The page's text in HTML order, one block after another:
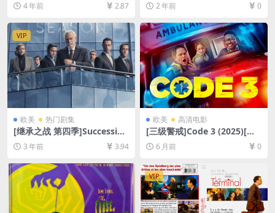
清未删减][MP4/7.4GB][中英
字幕]
4 年前 2.87
资源][网盘在线播放/下载][MP
4/6.3GB][中文字幕]
2 年前 0
VIP
欧美 热门剧集
[继承之战 第四季]Succession
Season 4 (2023)[百度网盘
+夸克网盘资源1080P超清未
3 年前 3.94
欧美 高清电影
[三级警戒]Code 3 (2025)[百
度网盘+夸克网盘1080P超清
未删减资源][网盘在线播放/下
6 月前 0
VIP